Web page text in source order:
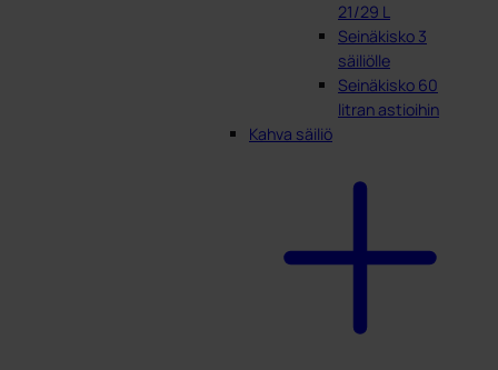
21/29 L
Seinäkisko 3
säiliölle
Seinäkisko 60
litran astioihin
Kahva säiliö